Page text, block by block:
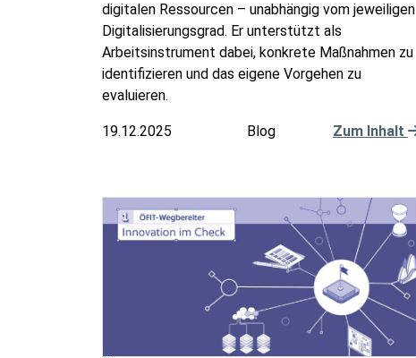
digitalen Ressourcen – unabhängig vom jeweiligen
Digitalisierungsgrad. Er unterstützt als
Arbeitsinstrument dabei, konkrete Maßnahmen zu
identifizieren und das eigene Vorgehen zu
evaluieren.
19.12.2025 Blog Zum Inhalt